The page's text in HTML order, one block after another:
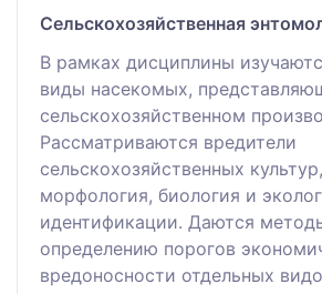
Сельскохозяйственная
В рамках дисциплины
виды насекомых,
сельскохозяйственном
Рассматриваются вредители
сельскохозяйственных
морфология, биология и
идентификации. Даются
определению порогов
вредоносности отдельных